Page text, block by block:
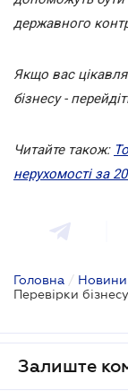
державного
Якщо вас
бізнесу -
Читайте також:
нерухомості за
Головна / Новини
Залиште